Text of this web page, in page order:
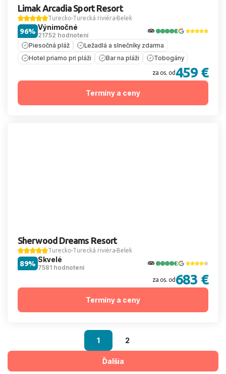
Limak Arcadia Sport Resort
Turecko Turecká riviéra Belek
Výnimočné
21752 hodnotení
96%
Piesočná pláž
Ležadlá a slnečníky zdarma
Hotel priamo pri pláži
Bar na pláži Tobogány
za os. od 459 €
Termíny a ceny
Sherwood Dreams Resort
Turecko Turecká riviéra Belek
Skvelé
7581 hodnotení
89%
za os. od 683 €
Termíny a ceny
1 2
Ďalšia